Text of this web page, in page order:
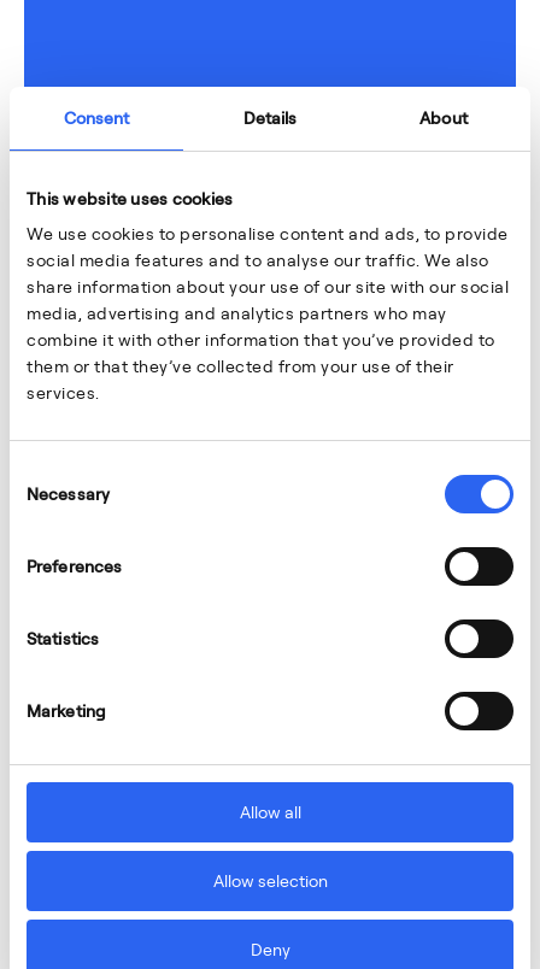
Consent Details About
This website uses cookies
We use cookies to personalise content and ads, to provide
social media features and to analyse our traffic. We also
share information about your use of our site with our social
media, advertising and analytics partners who may
combine it with other information that you’ve provided to
them or that they’ve collected from your use of their
services.
Selection
Necessary
Preferences
Statistics
Marketing
Allow all
Allow selection
Deny